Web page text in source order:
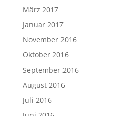
März 2017
Januar 2017
November 2016
Oktober 2016
September 2016
August 2016
Juli 2016